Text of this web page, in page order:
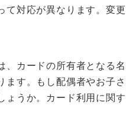
て対応が異なります。変
、カードの所有者となる
す。もし配偶者やお子
ょうか。カード利用に関